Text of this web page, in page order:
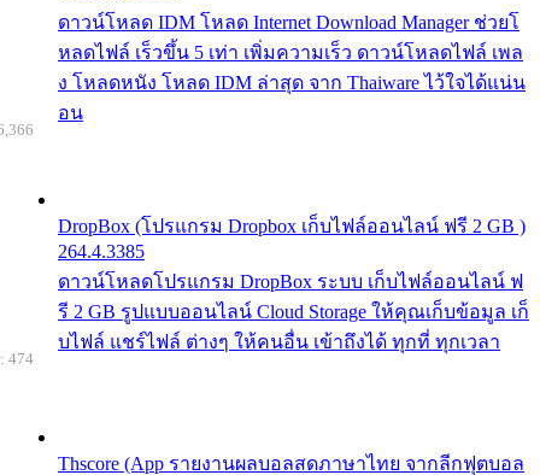
ดาวน์โหลด IDM โหลด Internet Download Manager ช่วยโ
หลดไฟล์ เร็วขึ้น 5 เท่า เพิ่มความเร็ว ดาวน์โหลดไฟล์ เพล
ง โหลดหนัง โหลด IDM ล่าสุด จาก Thaiware ไว้ใจได้แน่น
อน
DropBox (โปรแกรม Dropbox เก็บไฟล์ออนไลน์ ฟรี 2 GB )
264.4.3385
ดาวน์โหลดโปรแกรม DropBox ระบบ เก็บไฟล์ออนไลน์ ฟ
รี 2 GB รูปแบบออนไลน์ Cloud Storage ให้คุณเก็บข้อมูล เก็
บไฟล์ แชร์ไฟล์ ต่างๆ ให้คนอื่น เข้าถึงได้ ทุกที่ ทุกเวลา
Thscore (App รายงานผลบอลสดภาษาไทย จากลีกฟุตบอล
474